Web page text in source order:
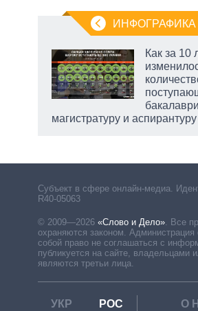
ИНФОГРАФИКА
Как за 10
магистратуру и аспирантуру
Субъект в сфере онлайн-медиа.
R40-05063
© 2009—2026 «Слово и Дело»
Все
охраняются законом. Администрация
собой право не соглашаться с
публикуется на сайте, владельцами
являются третьи лица.
УКР РОС
О